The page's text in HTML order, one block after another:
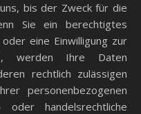
bis der Zweck für die
Sie ein berechtigtes
eine Einwilligung zur
werden Ihre Daten
rechtlich zulässigen
personenbezogenen
handelsrechtliche